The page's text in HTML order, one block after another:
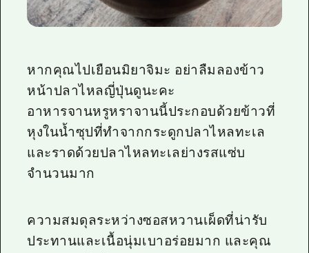
หากคุณไปเยือนมิยาจิมะ อย่าลืมลองข้าว
หน้าปลาไหลญี่ปุ่นดูนะคะ
อาหารจานหรูหราจานนี้ประกอบด้วยข้าวที่
หุงในน้ำซุปที่ทำจากกระดูกปลาไหลทะเล
และราดด้วยปลาไหลทะเลย่างรสแซ่บ
จำนวนมาก
ความสมดุลระหว่างซอสหวานเผ็ดที่น่ารับ
ประทานและเนื้อนุ่มเบาอร่อยมาก และคุณ